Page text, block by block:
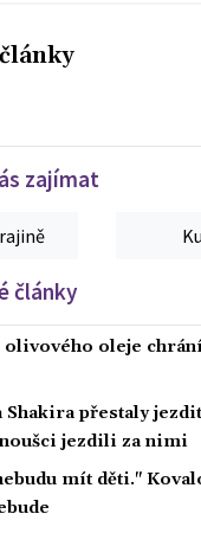
zajímat
články
olivového oleje
Shakira přestaly
jezdili za nimi
mít děti."